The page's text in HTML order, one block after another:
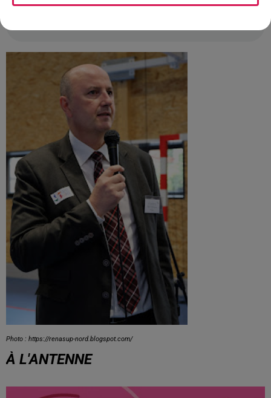
Photo : https://renasup-nord.blogspot.com/
À L'ANTENNE